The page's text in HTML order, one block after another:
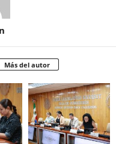
Más del autor